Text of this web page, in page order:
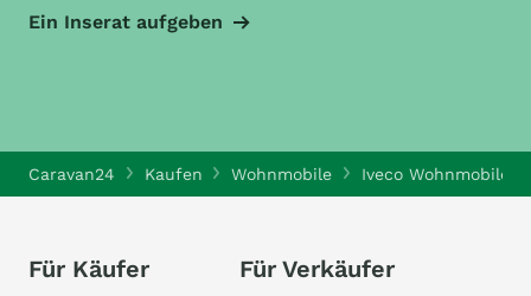
Ein Inserat aufgeben
Caravan24 Kaufen Wohnmobile Iveco Wohnmobile
Für Käufer Für Verkäufer